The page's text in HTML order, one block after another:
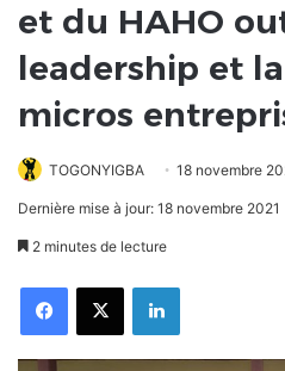
et du HAHO
leadership et
micros
TOGONYIGBA 18 novembre
Dernière mise à jour: 18 novembre 2021
2 minutes de lecture
FacebookX Linkedin